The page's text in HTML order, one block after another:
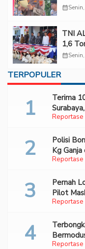
calendar_month
TNI
1,6
calendar_month
TERPOPULER
Reportase
Terima
Bareskrim
Reportase
Polisi
Kg Ganja
Reportase
Pernah
Pilot
70 Ribu
Reportase